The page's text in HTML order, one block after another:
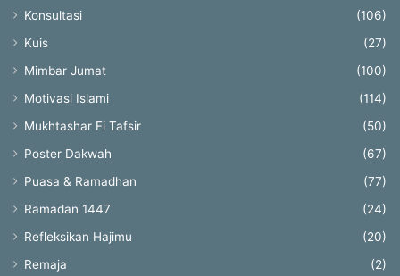
Konsultasi
(106)
Kuis
(27)
Mimbar Jumat
(100)
Motivasi Islami
(114)
Mukhtashar Fi Tafsir
(50)
Poster Dakwah
(67)
Puasa & Ramadhan
(77)
Ramadan 1447
(24)
Refleksikan Hajimu
(20)
Remaja
(2)